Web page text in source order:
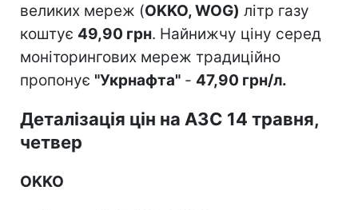
великих мереж (OKKO, WOG) літр газу
коштує 49,90 грн. Найнижчу ціну серед
моніторингових мереж традиційно
пропонує "Укрнафта" - 47,90 грн/л.
Деталізація цін на АЗС 14 травня,
четвер
OKKO